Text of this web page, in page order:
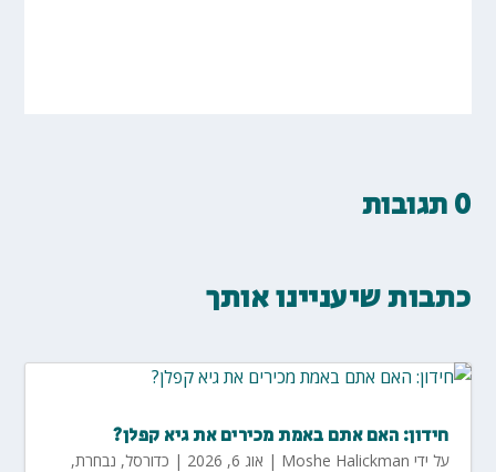
0 תגובות
כתבות שיעניינו אותך
חידון: האם אתם באמת מכירים את גיא קפלן?
על ידי Moshe Halickman
| אוג 6, 2026 | כדורסל, נבחרת,